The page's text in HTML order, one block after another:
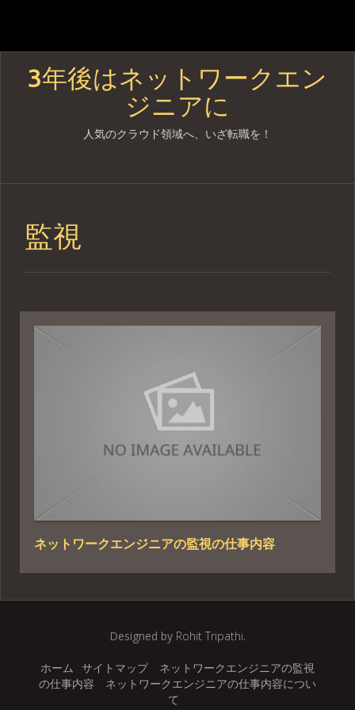
3年後はネットワークエン
ジニアに
人気のクラウド領域へ、いざ転職を！
Skip
監視
ネットワークエンジニアの監視の仕事内容
Designed by Rohit Tripathi.
ホーム サイトマップ
ネットワークエンジニアの監視
の仕事内容
ネットワークエンジニアの仕事内容につい
て